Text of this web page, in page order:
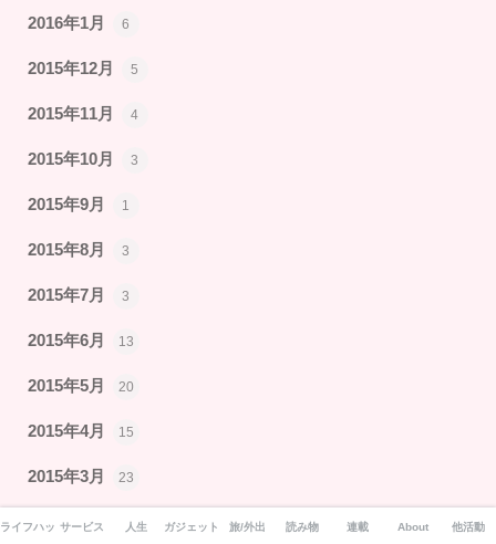
2016年1月 6
2015年12月 5
2015年11月 4
2015年10月 3
2015年9月 1
2015年8月 3
2015年7月 3
2015年6月 13
2015年5月 20
2015年4月 15
2015年3月 23
2015年2月 16
ライフハックサービス 人生 ガジェット 旅/外出 読み物 連載 About 他活動